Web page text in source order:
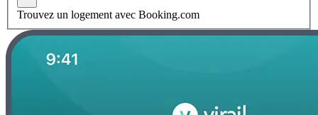
Trouvez un logement avec Booking.com